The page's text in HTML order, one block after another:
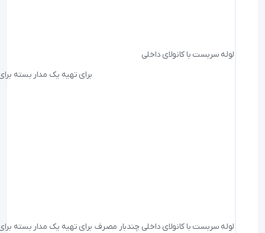
لوله سربست با کانولای داخلی
برای تهیه یک مدار بسته
لوله سربست با کانولای داخلی چندبار مصرف برای تهیه یک مدار بسته